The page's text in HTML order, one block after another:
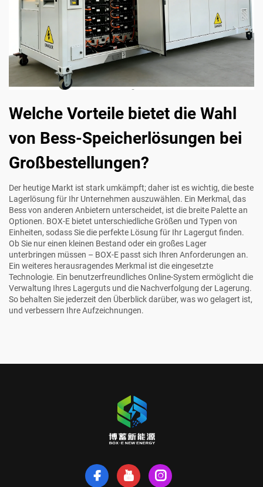
Welche Vorteile bietet die Wahl
von Bess-Speicherlösungen bei
Großbestellungen?
Der heutige Markt ist stark umkämpft; daher ist es wichtig, die beste
Lagerlösung für Ihr Unternehmen auszuwählen. Ein Merkmal, das
Bess von anderen Anbietern unterscheidet, ist die breite Palette an
Optionen. BOX-E bietet unterschiedliche Größen und Typen von
Einheiten, sodass Sie die perfekte Lösung für Ihr Lagergut finden.
Ob Sie nur einen kleinen Bestand oder ein großes Lager
unterbringen müssen – BOX-E passt sich Ihren Anforderungen an.
Ein weiteres herausragendes Merkmal ist die eingesetzte
Technologie. Ein benutzerfreundliches Online-System ermöglicht die
Verwaltung Ihres Lagerguts und die Nachverfolgung der Lagerung.
So behalten Sie jederzeit den Überblick darüber, was wo gelagert ist,
und verbessern Ihre Aufzeichnungen.